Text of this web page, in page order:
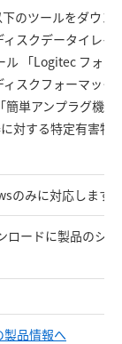
のツールをダウン
スクデータイレイ
ル 「Logitec フォ
スクフォーマッタ
簡単アンプラグ機
対する特定有害物
のみに対応します。
ロードに製品のシ
製品情報へ